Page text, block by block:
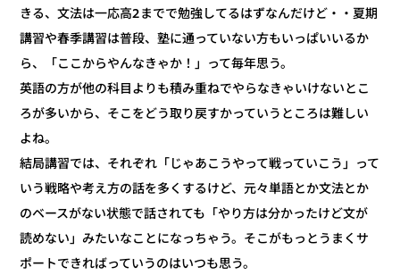
きる、文法は一応高2までで勉強してるはずなんだけど・・夏期
講習や春季講習は普段、塾に通っていない方もいっぱいいるか
ら、「ここからやんなきゃか！」って毎年思う。
英語の方が他の科目よりも積み重ねでやらなきゃいけないとこ
ろが多いから、そこをどう取り戻すかっていうところは難しい
よね。
結局講習では、それぞれ「じゃあこうやって戦っていこう」って
いう戦略や考え方の話を多くするけど、元々単語とか文法とか
のベースがない状態で話されても「やり方は分かったけど文が
読めない」みたいなことになっちゃう。そこがもっとうまくサ
ポートできればっていうのはいつも思う。